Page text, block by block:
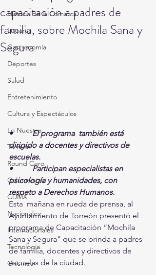
Historia de la Comarca
Lugares
Gastronomía
Deportes
Salud
Entretenimiento
Cultura y Espectáculos
Lo Nuestro
Torreón
Round Cero
Columnistas
CDMX
Nacionales
Internacionales
Tecnología
Chismes
capacitación a padres de
familia, sobre Mochila Sana y
Segura
•          El programa  también está
dirigido a docentes y directivos de
escuelas.
•          Participan especialistas en
psicología y humanidades, con
respeto a Derechos Humanos.
Esta  mañana en rueda de prensa, al
Ayuntamiento de Torreón presentó el
programa de Capacitación “Mochila
Sana y Segura” que se brinda a padres
de familia, docentes y directivos de
escuelas de la ciudad.